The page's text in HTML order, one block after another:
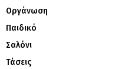
Οργάνωση
Παιδικό
Σαλόνι
Τάσεις